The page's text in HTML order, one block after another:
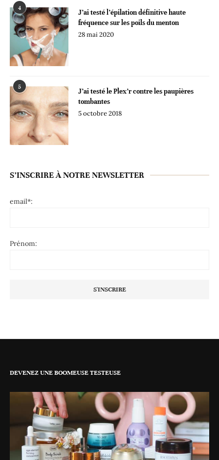
4
J’ai testé l’épilation définitive haute
fréquence sur les poils du menton
28 mai 2020
5
J’ai testé le Plex’r contre les paupières
tombantes
5 octobre 2018
S’INSCRIRE À NOTRE NEWSLETTER
email*:
Prénom:
DEVENEZ UNE BOOMEUSE TESTEUSE